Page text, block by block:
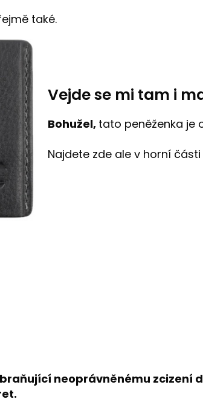
také.
Vejde se mi tam i
Bohužel, tato peněženka je
Najdete zde ale v horní části
neoprávněnému zcizení